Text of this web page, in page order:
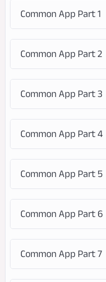
Common App Part 1
Common App Part 2
Common App Part 3
Common App Part 4
Common App Part 5
Common App Part 6
Common App Part 7